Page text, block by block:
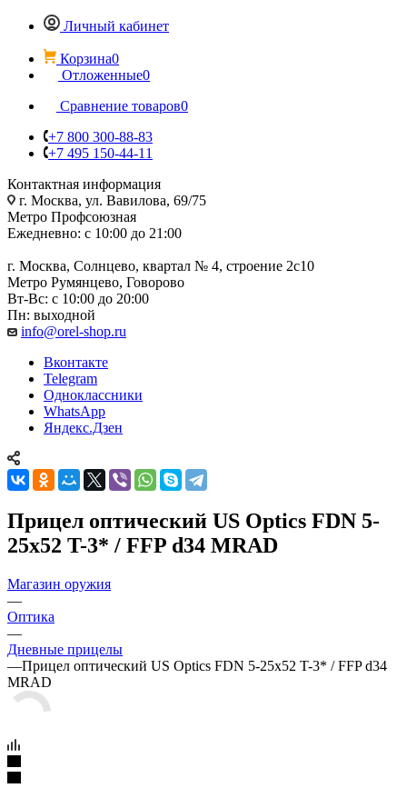
Личный кабинет
Корзина0
Отложенные0
Сравнение товаров0
+7 800 300-88-83
+7 495 150-44-11
Контактная информация
г. Москва, ул. Вавилова, 69/75
Метро Профсоюзная
Ежедневно: с 10:00 до 21:00
г. Москва, Солнцево, квартал № 4, строение 2с10
Метро Румянцево, Говорово
Вт-Вс: с 10:00 до 20:00
Пн: выходной
info@orel-shop.ru
Вконтакте
Telegram
Одноклассники
WhatsApp
Яндекс.Дзен
Прицел оптический US Optics FDN 5-
25x52 T-3* / FFP d34 MRAD
Магазин оружия
—
Оптика
—
Дневные прицелы
—Прицел оптический US Optics FDN 5-25x52 T-3* / FFP d34
MRAD